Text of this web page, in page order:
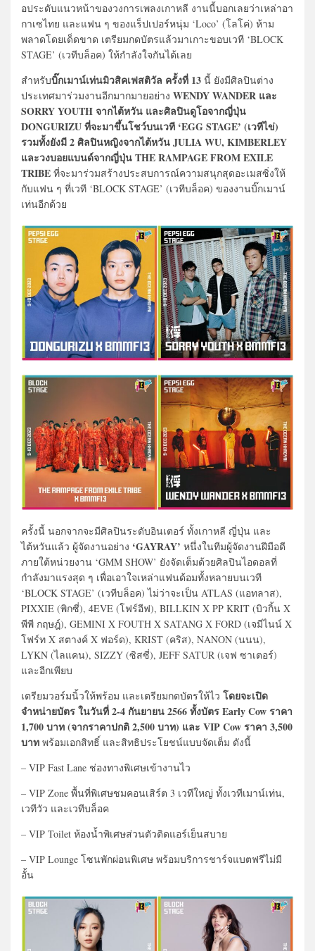
อประดับแนวหน้าของวงการเพลงเกาหลี งานนี้บอกเลยว่าเหล่าอา
กาเซไทย และแฟน ๆ ของแร็ปเปอร์หนุ่ม ‘Loco’ (โลโค่) ห้าม
พลาดโดยเด็ดขาด เตรียมกดบัตรแล้วมาเกาะขอบเวที ‘BLOCK
STAGE’ (เวทีบล็อค) ให้กำลังใจกันได้เลย
สำหรับบิ๊กเมาน์เท่นมิวสิคเฟสติวัล ครั้งที่ 13 นี้ ยังมีศิลปินต่าง
ประเทศมาร่วมงานอีกมากมายอย่าง WENDY WANDER และ
SORRY YOUTHจากไต้หวัน และศิลปินดูโอจากญี่ปุ่น
DONGURIZU ที่จะมาขึ้นโชว์บนเวที ‘EGG STAGE’ (เวทีไข่)
รวมทั้งยังมี 2 ศิลปินหญิงจากไต้หวัน JULIA WU, KIMBERLEY
และวงบอยแบนด์จากญี่ปุ่น THE RAMPAGE FROM EXILE
TRIBE ที่จะมาร่วมสร้างประสบการณ์ความสนุกสุดอะเมสซิ่งให้
กับแฟน ๆ ที่เวที ‘BLOCK STAGE’ (เวทีบล็อค) ของงานบิ๊กเมาน์
เท่นอีกด้วย
ครั้งนี้ นอกจากจะมีศิลปินระดับอินเตอร์ ทั้งเกาหลี ญี่ปุ่น และ
ไต้หวันแล้ว ผู้จัดงานอย่าง ‘GAYRAY’ หนึ่งในทีมผู้จัดงานฝีมือดี
ภายใต้หน่วยงาน ‘GMM SHOW’ ยังจัดเต็มด้วยศิลปินไอดอลที่
กำลังมาแรงสุด ๆ เพื่อเอาใจเหล่าแฟนด้อมทั้งหลายบนเวที
‘BLOCK STAGE’ (เวทีบล็อค) ไม่ว่าจะเป็น ATLAS (แอทลาส),
PIXXIE (พิกซี่), 4EVE (โฟร์อีฟ), BILLKIN X PP KRIT (บิวกิ้น X
พีพี กฤษฎ์), GEMINI X FOUTH X SATANG X FORD (เจมีไนน์ X
โฟร์ท X สตางค์ X ฟอร์ด), KRIST (คริส), NANON (นนน),
LYKN (ไลแคน), SIZZY (ซิสซี่), JEFF SATUR (เจฟ ซาเตอร์)
และอีกเพียบ
เตรียมวอร์มนิ้วให้พร้อม และเตรียมกดบัตรให้ไว โดยจะเปิด
จำหน่ายบัตร ในวันที่ 2-4 กันยายน 2566 ทั้งบัตร Early Cow ราคา
1,700 บาท (จากราคาปกติ 2,500 บาท) และ VIP Cow ราคา 3,500
บาท พร้อมเอกสิทธิ์ และสิทธิประโยชน์แบบจัดเต็ม ดังนี้
– VIP Fast Lane ช่องทางพิเศษเข้างานไว
– VIP Zone พื้นที่พิเศษชมคอนเสิร์ต 3 เวทีใหญ่ ทั้งเวทีเมาน์เท่น,
เวทีวัว และเวทีบล็อค
– VIP Toilet ห้องน้ำพิเศษส่วนตัวติดแอร์เย็นสบาย
– VIP Lounge โซนพักผ่อนพิเศษ พร้อมบริการชาร์จแบตฟรีไม่มี
อั้น